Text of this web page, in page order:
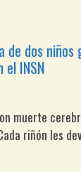
de dos
el INSN
muerte
riñón les